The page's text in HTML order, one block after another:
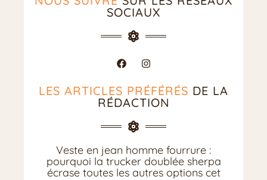
SOCIAUX
LES ARTICLES PRÉFÉRÉS DE LA
RÉDACTION
Veste en jean homme fourrure :
pourquoi la trucker doublée sherpa
écrase toutes les autres options cet